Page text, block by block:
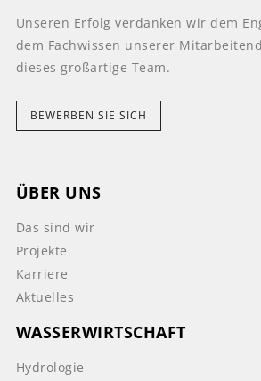
Unseren Erfolg verdanken wir dem
dem Fachwissen unserer
dieses großartige Team.
BEWERBEN SIE SICH
ÜBER UNS
Das sind wir
Projekte
Karriere
Aktuelles
WASSERWIRTSCHAFT
Hydrologie